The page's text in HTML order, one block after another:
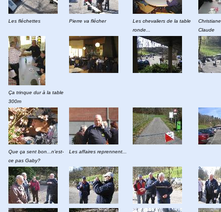
Les fléchettes Pierre va flécher
Les chevaliers de la table
ronde...
Claude
Ça trinque dur à la table
300m
Que ça sent bon...n'est-
ce pas Gaby?
Les affaires reprennent...